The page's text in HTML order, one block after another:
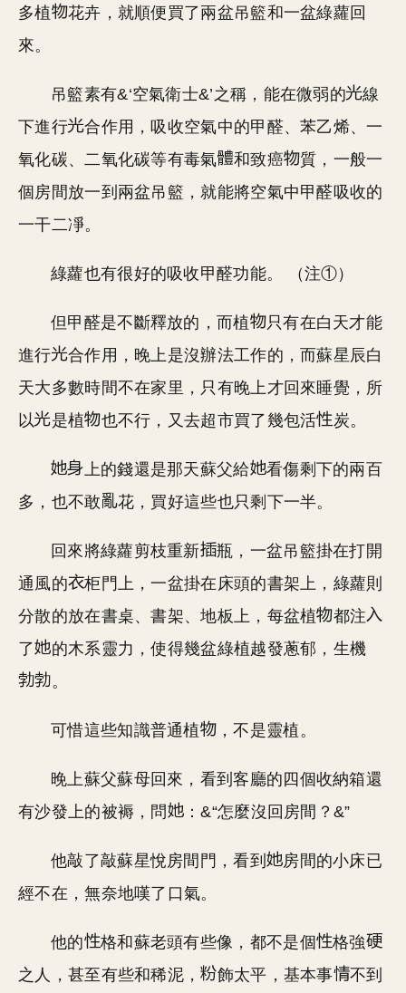
多植
花卉，就順便買了兩盆吊籃和一盆綠蘿回
來。
吊籃素有&‘空氣衛士&’之稱，能在微弱的
線
下進行
合作用，吸收空氣中的甲醛、苯乙烯、一
氧化碳、二氧化碳等有毒氣
和致癌
質，一般一
個房間放一到兩盆吊籃，就能將空氣中甲醛吸收的
一干二凈。
綠蘿也有很好的吸收甲醛功能。 （注①）
但甲醛是不斷釋放的，而植
只有在白天才能
進行
合作用，晚上是沒辦法工作的，而蘇星辰白
天大多數時間不在家里，只有晚上才回來睡覺，所
以
是植 也不行，又去超市買了幾包活 炭。
上的錢還是那天蘇父給
看傷剩下的兩百
多，也不敢
花，買好這些也只剩下一半。
回來將綠蘿剪枝重新
瓶，一盆吊籃掛在打開
通風的
柜門上，一盆掛在床頭的書架上，綠蘿則
分散的放在書桌、書架、地板上，每盆植
都注
了
的木系靈力，使得幾盆綠植越發蔥郁，生機
。
可惜這些知識普通植 ，不是靈植。
晚上蘇父蘇母回來，看到客廳的四個收納箱還
有沙發上的被褥，問
：&“怎麼沒回房間？&”
他敲了敲蘇星悅房間門，看到
房間的小床已
經不在，無奈地嘆了口氣。
他的 格和蘇老頭有些像，都不是個
格強
之人，甚至有些和稀泥，
飾太平，基本事 不到